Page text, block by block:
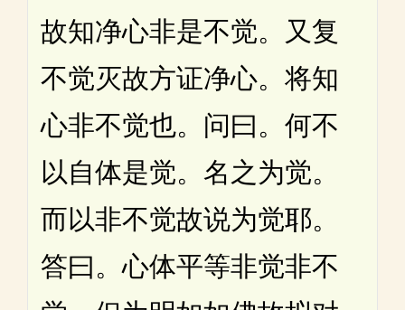
故知净心非是不觉。又复
不觉灭故方证净心。将知
心非不觉也。问曰。何不
以自体是觉。名之为觉。
而以非不觉故说为觉耶。
答曰。心体平等非觉非不